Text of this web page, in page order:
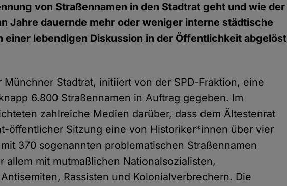
von Straßennamen in den Stadtrat geht und wie der
Jahre dauernde mehr oder weniger interne städtische
einer lebendigen Diskussion in der Öffentlichkeit abgelöst
Münchner Stadtrat, initiiert von der SPD-Fraktion, eine
6.800 Straßennamen in Auftrag gegeben. Im
zahlreiche Medien darüber, dass dem Ältestenrat
öffentlicher Sitzung eine von Historiker*innen über vier
370 sogenannten problematischen Straßennamen
allem mit mutmaßlichen Nationalsozialisten,
Rassisten und Kolonialverbrechern. Die